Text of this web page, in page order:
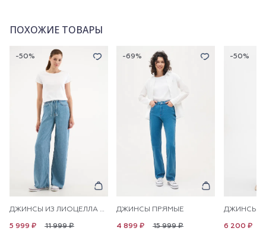
ПОХОЖИЕ ТОВАРЫ
-50%
ДЖИНСЫ ИЗ ЛИОЦЕЛЛА НА КУЛИСКЕ ШИРОКИЕ
11 999 ₽
5 999 ₽
-69%
ДЖИНСЫ ПРЯМЫЕ
15 999 ₽
4 899 ₽
-50%
6 200 ₽